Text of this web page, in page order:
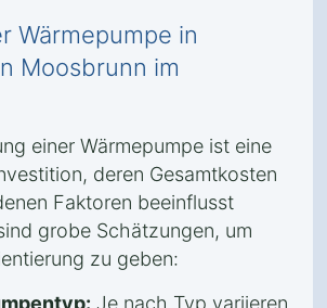
Wärmepumpe in
Moosbrunn im
einer Wärmepumpe ist eine
deren Gesamtkosten
Faktoren beeinflusst
grobe Schätzungen, um
zu geben:
Je nach Typ variieren